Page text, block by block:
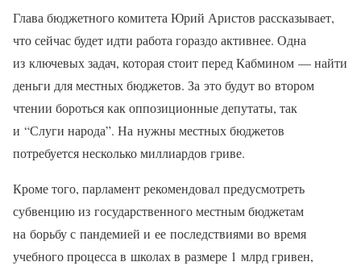
Глава бюджетного комитета Юрий Аристов рассказывает,
что сейчас будет идти работа гораздо активнее. Одна
из ключевых задач, которая стоит перед Кабмином — найти
деньги для местных бюджетов. За это будут во втором
чтении бороться как оппозиционные депутаты, так
и “Слуги народа”. На нужны местных бюджетов
потребуется несколько миллиардов гриве.
Кроме того, парламент рекомендовал предусмотреть
субвенцию из государственного местным бюджетам
на борьбу с пандемией и ее последствиями во время
учебного процесса в школах в размере 1 млрд гривен,